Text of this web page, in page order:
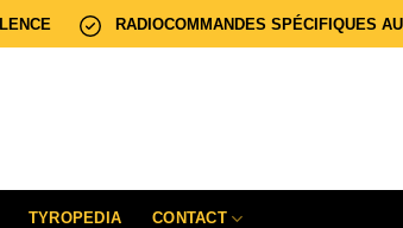
RADIOCOMMANDES SPÉCIFIQUES
TYROPEDIA CONTACT